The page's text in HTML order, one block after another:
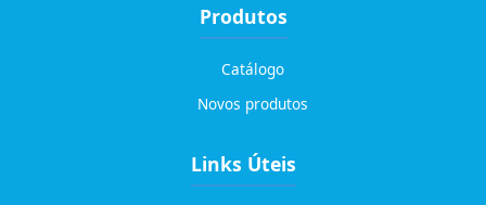
Produtos
Catálogo
Novos produtos
Links Úteis